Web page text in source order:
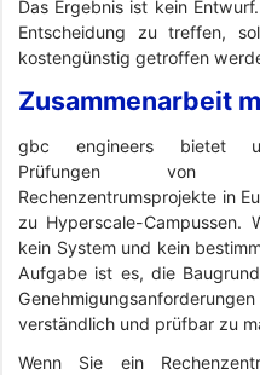
Das Ergebnis ist kein
Entscheidung zu treffen,
kostengünstig getroffen
Zusammenarbeit
gbc engineers bietet
Prüfungen von
Rechenzentrumsprojekte in
zu Hyperscale-Campussen.
kein System und kein
Aufgabe ist es, die
verständlich und prüfbar zu
Wenn Sie ein